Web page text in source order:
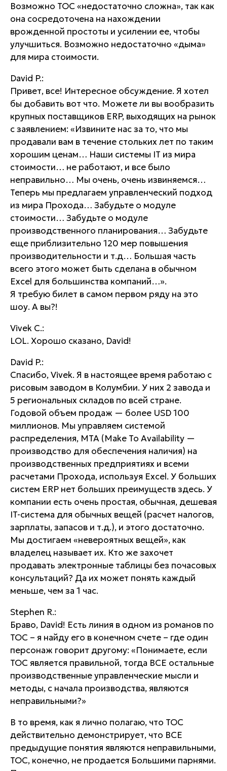
Возможно TOC «недостаточно сложна», так как
она сосредоточена на нахождении
врожденной простоты и усилении ее, чтобы
улучшиться. Возможно недостаточно «дыма»
для мира стоимости.
David P.:
Привет, все! Интересное обсуждение. Я хотел
бы добавить вот что. Можете ли вы вообразить
крупных поставщиков ERP, выходящих на рынок
с заявлением: «Извините нас за то, что мы
продавали вам в течение стольких лет по таким
хорошим ценам… Наши системы IT из мира
стоимости… не работают, и все было
неправильно… Мы очень, очень извиняемся…
Теперь мы предлагаем управленческий подход
из мира Прохода… Забудьте о модуле
стоимости… Забудьте о модуле
производственного планирования… Забудьте
еще приблизительно 120 мер повышения
производительности и т.д… Большая часть
всего этого может быть сделана в обычном
Excel для большинства компаний…».
Я требую билет в самом первом ряду на это
шоу. А вы?!
Vivek C.:
LOL. Хорошо сказано, David!
David P.:
Спасибо, Vivek. Я в настоящее время работаю с
рисовым заводом в Колумбии. У них 2 завода и
5 региональных складов по всей стране.
Годовой объем продаж — более USD 100
миллионов. Мы управляем системой
распределения, MTA (Make To Availability —
производство для обеспечения наличия) на
производственных предприятиях и всеми
расчетами Прохода, используя Excel. У больших
систем ERP нет больших преимуществ здесь. У
компании есть очень простая, обычная, дешевая
IT-система для обычных вещей (расчет налогов,
зарплаты, запасов и т.д.), и этого достаточно.
Мы достигаем «невероятных вещей», как
владелец называет их. Кто же захочет
продавать электронные таблицы без почасовых
консультаций? Да их может понять каждый
меньше, чем за 1 час.
Stephen R.:
Браво, David! Есть линия в одном из романов по
TOC – я найду его в конечном счете – где один
персонаж говорит другому: «Понимаете, если
TOC является правильной, тогда ВСЕ остальные
производственные управленческие мысли и
методы, с начала производства, являются
неправильными?»
В то время, как я лично полагаю, что TOC
действительно демонстрирует, что ВСЕ
предыдущие понятия являются неправильными,
ТОС, конечно, не продается Большими парнями.